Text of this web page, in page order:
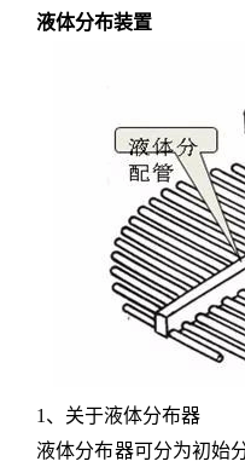
液体分布装置
1、关于液体分布器
液体分布器可分为初始